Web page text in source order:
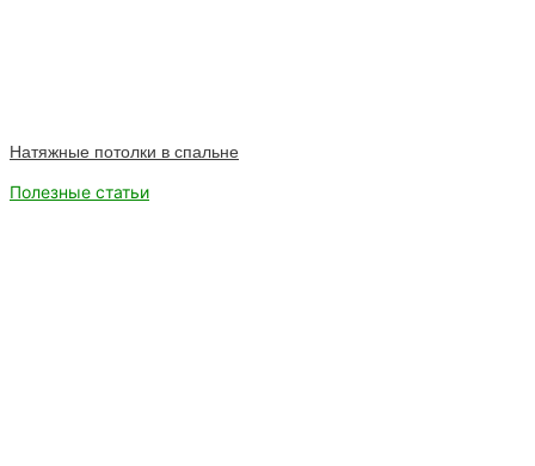
Натяжные потолки в спальне
Полезные статьи